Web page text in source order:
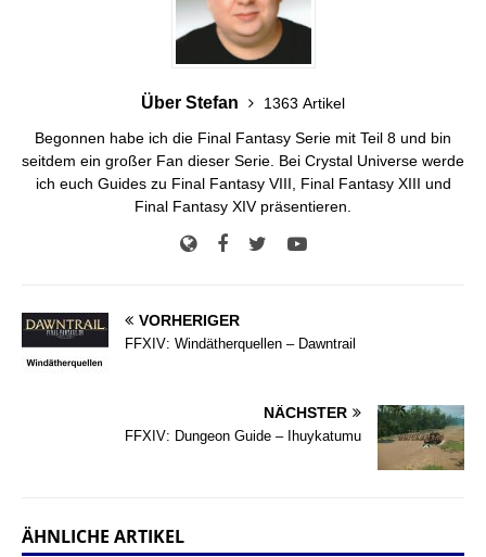
Über Stefan
1363 Artikel
Begonnen habe ich die Final Fantasy Serie mit Teil 8 und bin
seitdem ein großer Fan dieser Serie. Bei Crystal Universe werde
ich euch Guides zu Final Fantasy VIII, Final Fantasy XIII und
Final Fantasy XIV präsentieren.
VORHERIGER
FFXIV: Windätherquellen – Dawntrail
NÄCHSTER
FFXIV: Dungeon Guide – Ihuykatumu
ÄHNLICHE ARTIKEL